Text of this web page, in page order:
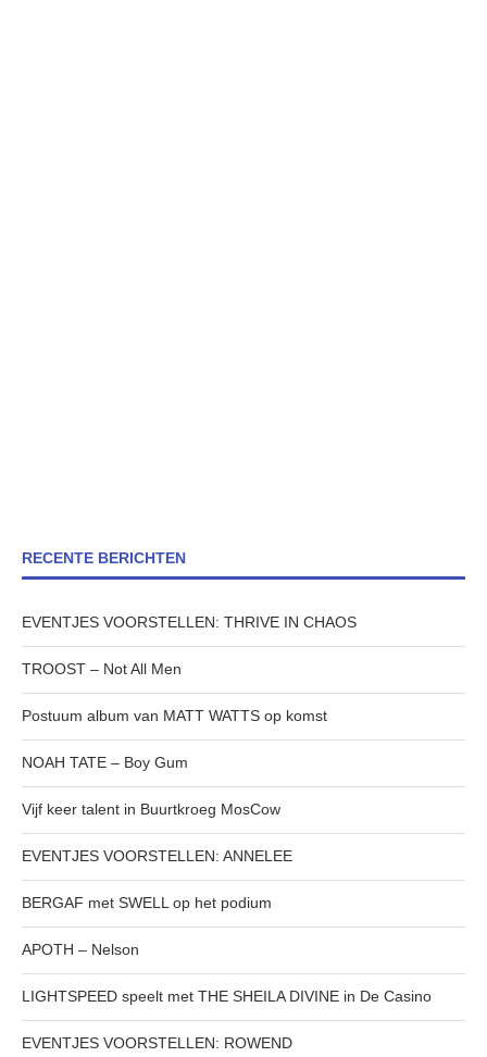
RECENTE BERICHTEN
EVENTJES VOORSTELLEN: THRIVE IN CHAOS
TROOST – Not All Men
Postuum album van MATT WATTS op komst
NOAH TATE – Boy Gum
Vijf keer talent in Buurtkroeg MosCow
EVENTJES VOORSTELLEN: ANNELEE
BERGAF met SWELL op het podium
APOTH – Nelson
LIGHTSPEED speelt met THE SHEILA DIVINE in De Casino
EVENTJES VOORSTELLEN: ROWEND